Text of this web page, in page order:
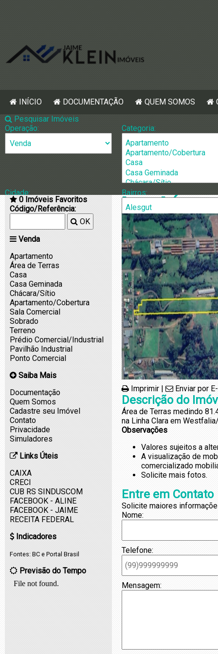
INÍCIO DOCUMENTAÇÃO QUEM SOMOS
Pesquisar Imóveis
Operação:
Categoria:
Cidade: Bairros:
0 Imóveis Favoritos
Código/Referência:
OK
Venda
Apartamento
Área de Terras
Casa
Casa Geminada
Chácara/Sítio
Apartamento/Cobertura
Sala Comercial
Sobrado
Terreno
Prédio Comercial/Industrial
Pavilhão Industrial
Ponto Comercial
Saiba Mais
Documentação
Quem Somos
Cadastre seu Imóvel
Contato
Privacidade
Simuladores
Links Úteis
CAIXA
CRECI
CUB RS SINDUSCOM
FACEBOOK - ALINE
FACEBOOK - JAIME
RECEITA FEDERAL
Indicadores
Fontes: BC e Portal Brasil
Previsão do Tempo
[1339] Área
Imprimir | Enviar por
Descrição do
Área de Terras medindo
na Linha Clara em
Observações
Valores sujeitos a
A visualização de
comercializado
Solicite mais fotos.
Entre em Contato
Solicite maiores
Nome:
Telefone:
Mensagem: